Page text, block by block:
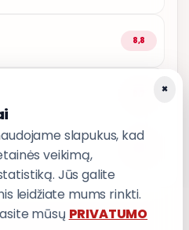
8,8
×
slapukus, kad
veikimą,
Jūs galite
leidžiate mums rinkti.
mūsų PRIVATUMO